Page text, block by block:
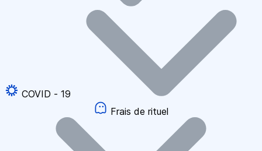
COVID - 19
Frais de rituel